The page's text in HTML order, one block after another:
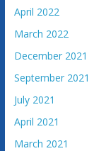
v
n
e
April 2022
March 2022
December 2021
September 2021
July 2021
April 2021
March 2021